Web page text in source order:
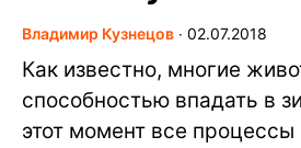
Владимир Кузнецов ∙ 02.07.2018
Как известно, многие
способностью впадать в
этот момент все процессы